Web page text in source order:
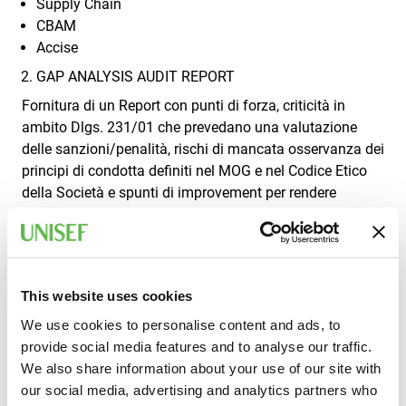
This website uses cookies
We use cookies to personalise content and ads, to
provide social media features and to analyse our traffic.
We also share information about your use of our site with
our social media, advertising and analytics partners who
Supply Chain
CBAM
Accise
GAP ANALYSIS AUDIT REPORT
Fornitura di un Report con punti di forza, criticità in
ambito Dlgs. 231/01 che prevedano una valutazione
delle sanzioni/penalità, rischi di mancata osservanza dei
principi di condotta definiti nel MOG e nel Codice Etico
della Società e spunti di improvement per rendere
accise:
tramite un Summary Meeting per l’Organismo di
Vigilanza e per i Vertici aziendali:
Findings rilevati in materia Doganale, Accise e fiscalità